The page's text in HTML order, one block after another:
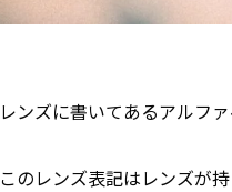
レンズに書いてあるアルフ
このレンズ表記はレンズが